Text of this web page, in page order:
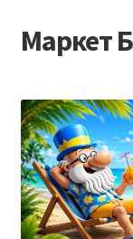
Skip
to
Skip
to
Маркет
Checkout
Homepage
Privacy Policy